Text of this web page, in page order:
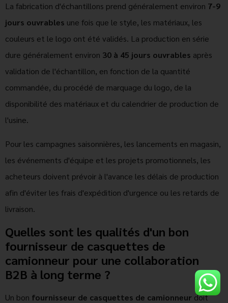
La fabrication d'échantillons prend généralement environ 7-9
jours ouvrables une fois que le style, les matériaux, les
couleurs et le logo ont été validés. La production en série
dure généralement environ 30 à 45 jours ouvrables après
validation de l'échantillon, en fonction de la quantité
commandée, du procédé de marquage du logo, de la
disponibilité des matériaux et du calendrier de production de
l'usine.
Pour les campagnes saisonnières, les lancements en magasin,
les événements d'équipe et les projets promotionnels, les
acheteurs doivent prévoir à l'avance les délais de production
afin d'éviter les frais d'expédition d'urgence ou les retards de
livraison.
Quelles sont les qualités d'un bon
fournisseur de casquettes de
camionneur pour une collaboration
B2B à long terme ?
Un bon fournisseur de casquettes de camionneur doit